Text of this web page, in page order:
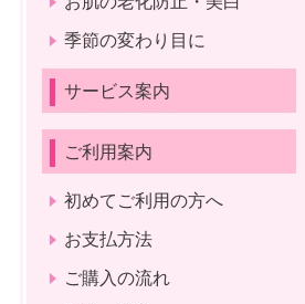
季節の変わり目に
サービス案内
ご利用案内
初めてご利用の方へ
お支払方法
ご購入の流れ